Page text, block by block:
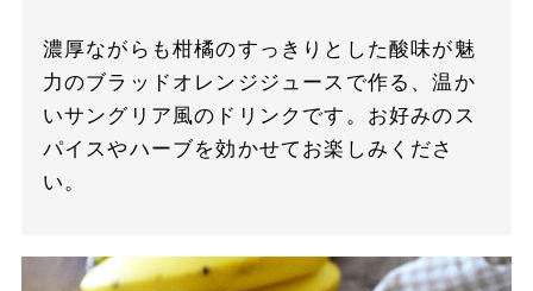
濃厚ながらも柑橘のすっきりとした酸味が魅
力のブラッドオレンジジュースで作る、温か
いサングリア風のドリンクです。お好みのス
パイスやハーブを効かせてお楽しみくださ
い。